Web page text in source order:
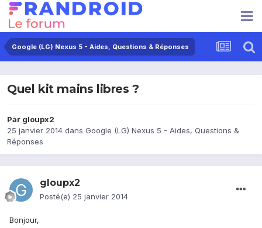
Google (LG) Nexus 5 - Aides, Questions & Réponses
Quel kit mains libres ?
Par gloupx2
25 janvier 2014 dans Google (LG) Nexus 5 - Aides, Questions &
Réponses
gloupx2
Posté(e) 25 janvier 2014
Bonjour,